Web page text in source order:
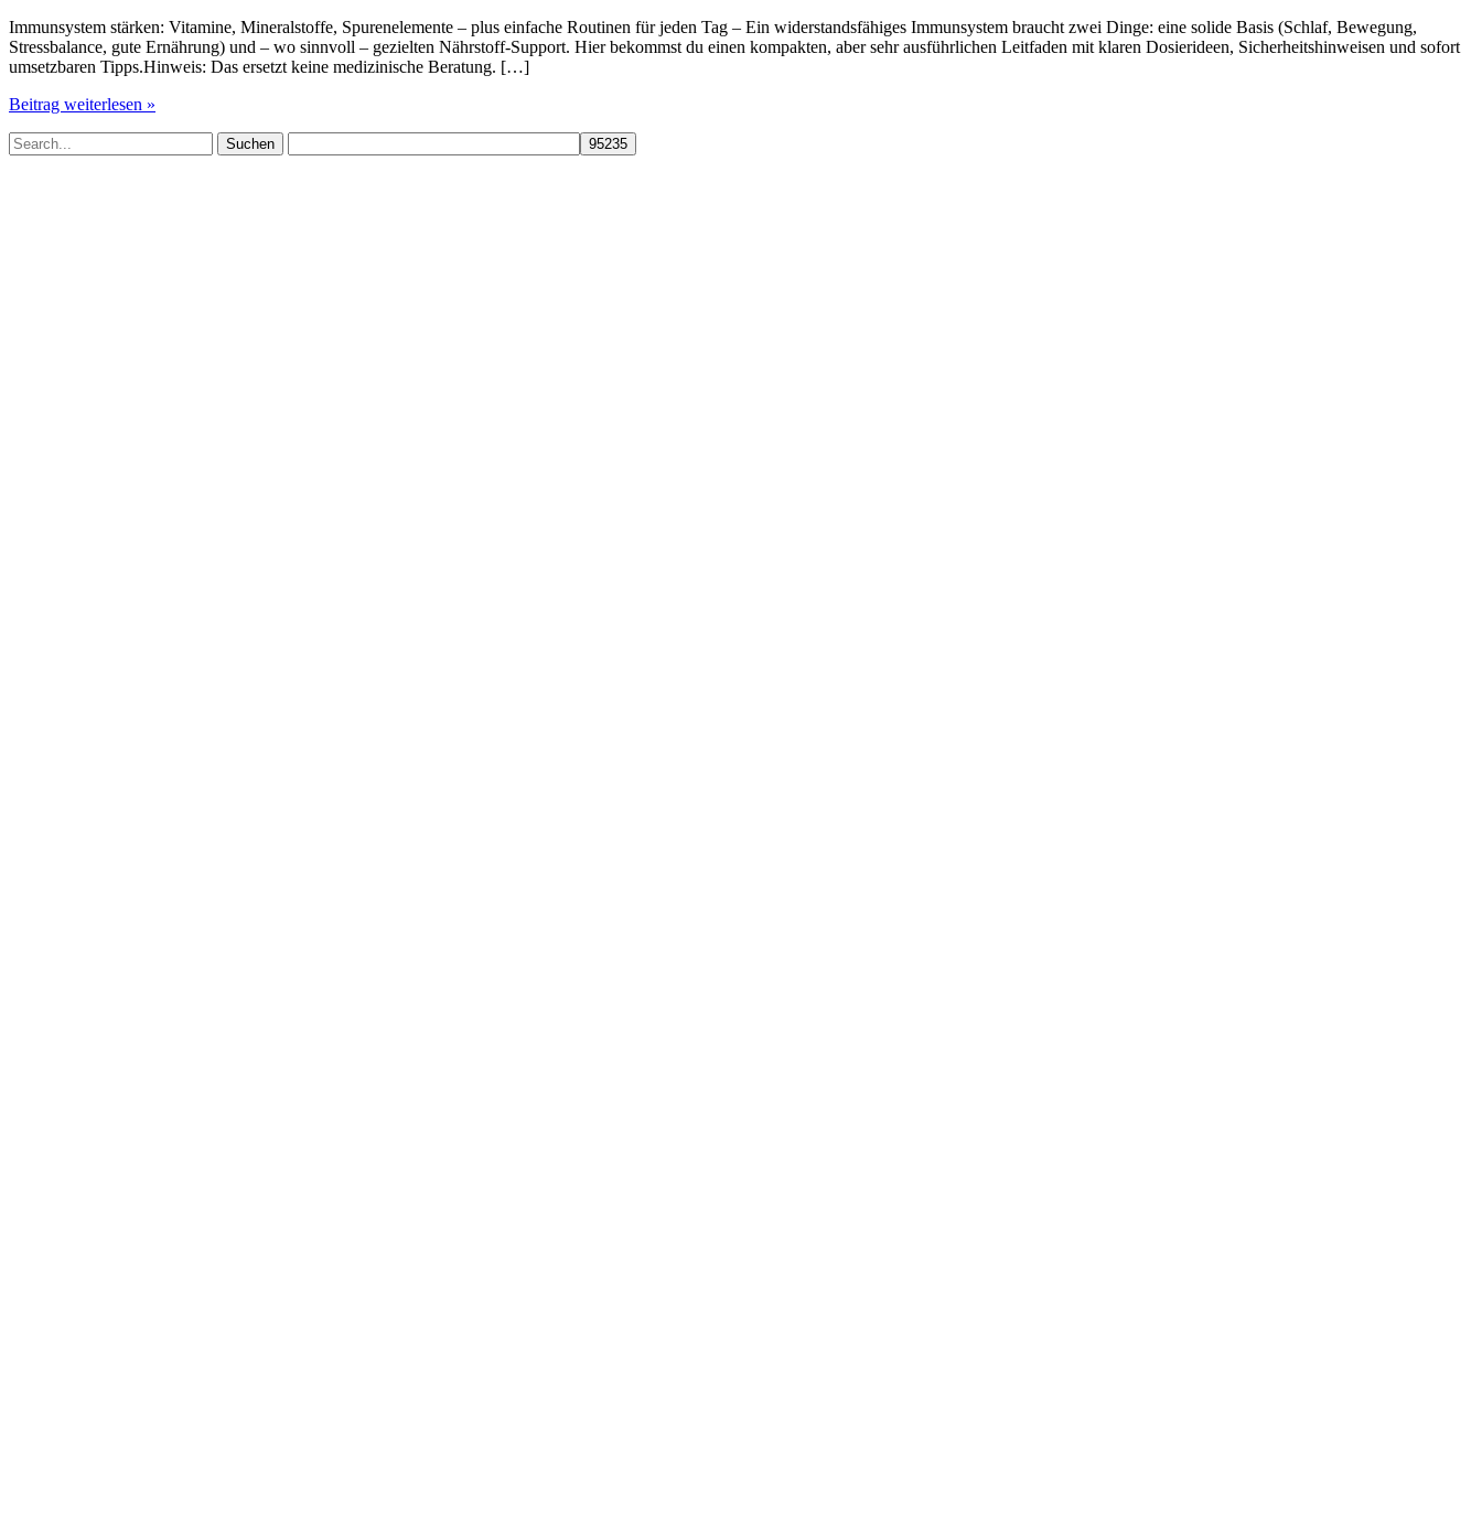
Immunsystem stärken: Vitamine, Mineralstoffe, Spurenelemente – plus einfache Routinen für jeden Tag – Ein widerstandsfähiges Immunsystem braucht zwei Dinge: eine solide Basis (Schlaf, Bewegung,
Stressbalance, gute Ernährung) und – wo sinnvoll – gezielten Nährstoff-Support. Hier bekommst du einen kompakten, aber sehr ausführlichen Leitfaden mit klaren Dosierideen, Sicherheitshinweisen und sofort
umsetzbaren Tipps.Hinweis: Das ersetzt keine medizinische Beratung. […]
Immunsystem
Vitamine,
Beitrag weiterlesen »
Suchen
nach: